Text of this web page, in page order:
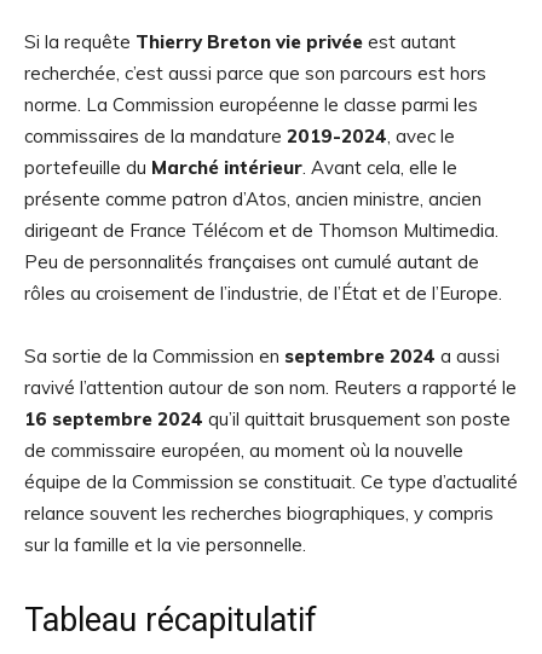
Si la requête Thierry Breton vie privée est autant
recherchée, c’est aussi parce que son parcours est hors
norme. La Commission européenne le classe parmi les
commissaires de la mandature 2019-2024, avec le
portefeuille du Marché intérieur. Avant cela, elle le
présente comme patron d’Atos, ancien ministre, ancien
dirigeant de France Télécom et de Thomson Multimedia.
Peu de personnalités françaises ont cumulé autant de
rôles au croisement de l’industrie, de l’État et de l’Europe.
Sa sortie de la Commission en septembre 2024 a aussi
ravivé l’attention autour de son nom. Reuters a rapporté le
16 septembre 2024 qu’il quittait brusquement son poste
de commissaire européen, au moment où la nouvelle
équipe de la Commission se constituait. Ce type d’actualité
relance souvent les recherches biographiques, y compris
sur la famille et la vie personnelle.
Tableau récapitulatif